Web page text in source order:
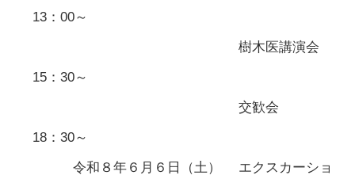
13：00～
樹木医講演会
15：30～
交歓会
18：30～
令和８年６月６日（土） エクスカーショ